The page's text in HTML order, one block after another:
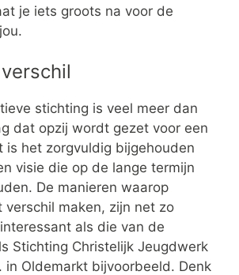
je iets groots na voor de
stichting is veel meer dan
dat opzij wordt gezet voor een
is het zorgvuldig bijgehouden
visie die op de lange termijn
De manieren waarop
verschil maken, zijn net zo
als die van de
Stichting Christelijk Jeugdwerk
in Oldemarkt bijvoorbeeld. Denk